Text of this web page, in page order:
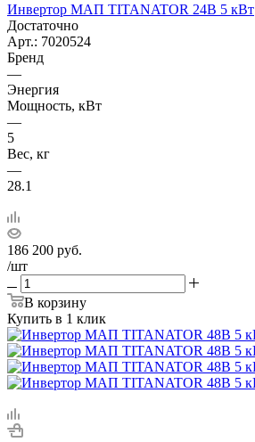
Инвертор МАП TITANATOR 24В 5 кВт
Достаточно
Арт.: 7020524
Бренд
—
Энергия
Мощность, кВт
—
5
Вес, кг
—
28.1
186 200 руб.
/шт
В корзину
Купить в 1 клик